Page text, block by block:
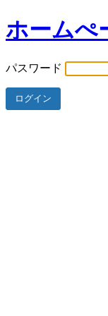
ホームぺ
パスワード